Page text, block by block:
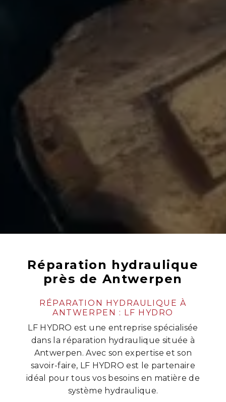
Réparation hydraulique
près de Antwerpen
RÉPARATION HYDRAULIQUE À
ANTWERPEN : LF HYDRO
LF HYDRO est une entreprise spécialisée
dans la réparation hydraulique située à
Antwerpen. Avec son expertise et son
savoir-faire, LF HYDRO est le partenaire
idéal pour tous vos besoins en matière de
système hydraulique.